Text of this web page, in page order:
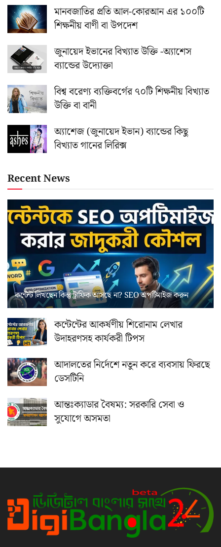
মানবজাতির প্রতি আল-কোরআন এর ১০০টি
শিক্ষনীয় বাণী বা উপদেশ
জুনায়েদ ইভানের বিখ্যাত উক্তি -অ্যাশেস
ব্যান্ডের উদ্যোক্তা
বিশ্ব বরেণ্য ব্যক্তিবর্গের ৭০টি শিক্ষনীয় বিখ্যাত
উক্তি বা বানী
অ্যাশেজ (জুনায়েদ ইভান) ব্যান্ডের কিছু
বিখ্যাত গানের লিরিক্স
Recent News
কন্টেন্ট লিখছেন কিন্তু ট্রাফিক আসছে না? ‍SEO অপটিমাইজ করুন
কন্টেন্টের আকর্ষণীয় শিরোনাম লেখার
উদাহরণসহ কার্যকরী টিপস
আদালতের নির্দেশে নতুন করে ব্যবসায় ফিরছে
ডেসটিনি
আন্তঃক্যাডার বৈষম্য: সরকারি সেবা ও
সুযোগে অসমতা